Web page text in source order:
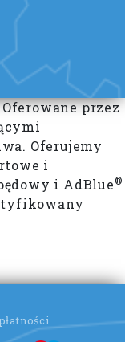
przez
Oferujemy
i
i AdBlue®